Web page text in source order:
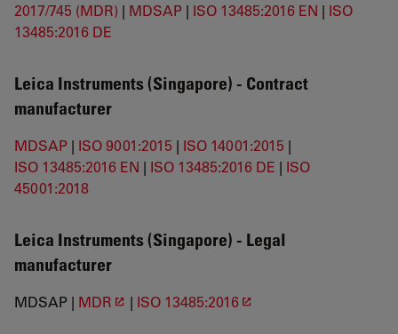
2017/745 (MDR) | MDSAP | ISO 13485:2016 EN | ISO
13485:2016 DE
Leica Instruments (Singapore) - Contract
manufacturer
MDSAP | ISO 9001:2015 | ISO 14001:2015 |
ISO 13485:2016 EN | ISO 13485:2016 DE | ISO
45001:2018
Leica Instruments (Singapore) - Legal
manufacturer
MDSAP | MDR | ISO 13485:2016